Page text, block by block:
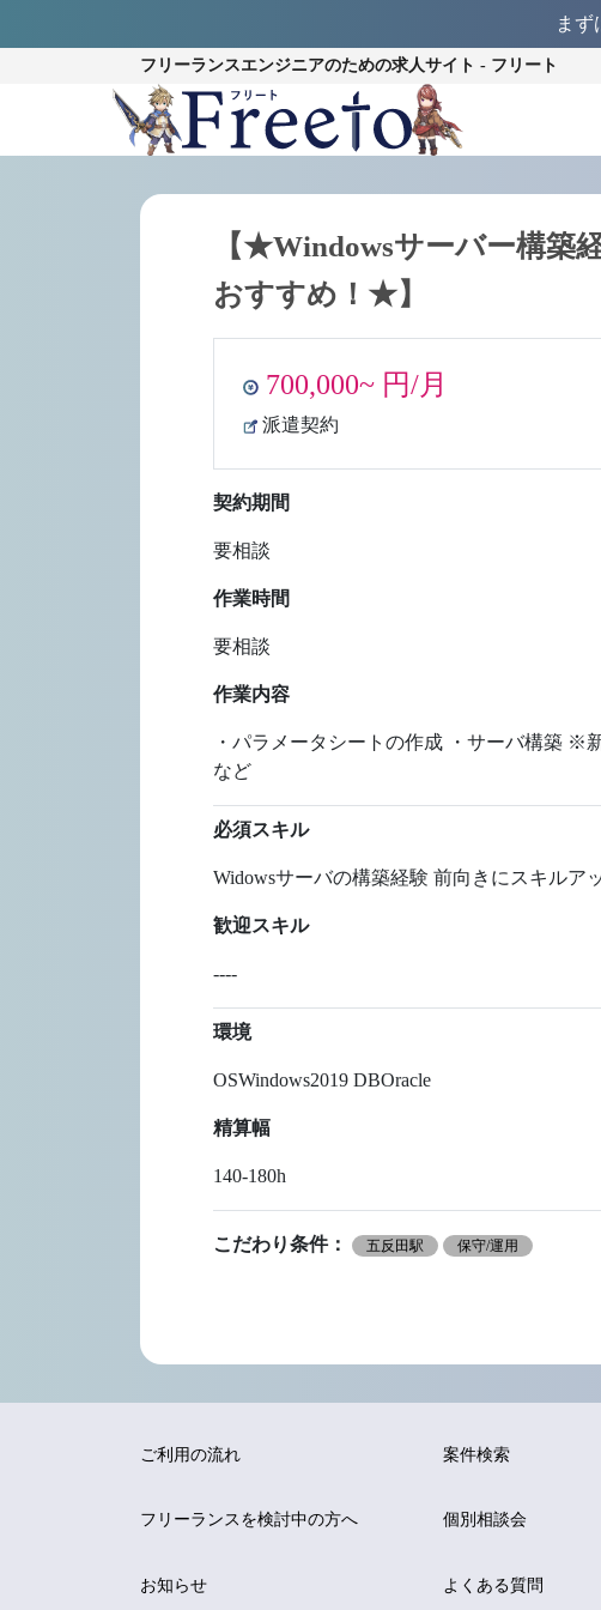
ま
フリーランスエンジニアのための求人サイト - フリート
【★Windowsサーバー構築
おすすめ！★】
700,000~ 円/月
派遣契約
契約期間
要相談
作業時間
要相談
作業内容
・パラメータシートの作成 ・サーバ構築
など
必須スキル
Widowsサーバの構築経験 前向きにスキルア
歓迎スキル
----
環境
OSWindows2019 DBOracle
精算幅
140-180h
こだわり条件： 五反田駅 保守/運用
ご利用の流れ 案件検索
フリーランスを検討中の方へ 個別相談会
お知らせ よくある質問